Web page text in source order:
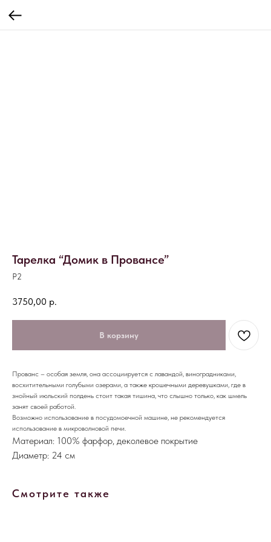
Тарелка “Домик в Провансе”
P2
3750,00 р.
В корзину
Прованс – особая земля, она ассоциируется с лавандой, виноградниками,
восхитительными голубыми озерами, а также крошечными деревушками, где в
знойный июльский полдень стоит такая тишина, что слышно только, как шмель
занят своей работой.
Возможно использование в посудомоечной машине, не рекомендуется
использование в микроволновой печи.
Материал: 100% фарфор, деколевое покрытие
Диаметр: 24 см
Смотрите также